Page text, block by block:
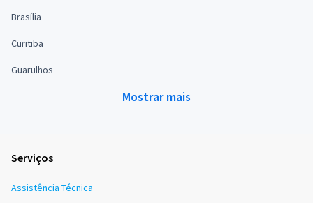
Brasília
Curitiba
Guarulhos
Mostrar mais
Serviços
Assistência Técnica